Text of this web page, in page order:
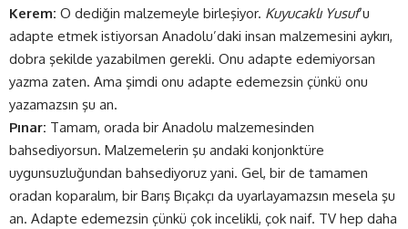
Kerem: O dediğin malzemeyle birleşiyor. Kuyucaklı Yusuf‘u
adapte etmek istiyorsan Anadolu’daki insan malzemesini aykırı,
dobra şekilde yazabilmen gerekli. Onu adapte edemiyorsan
yazma zaten. Ama şimdi onu adapte edemezsin çünkü onu
yazamazsın şu an.
Pınar: Tamam, orada bir Anadolu malzemesinden
bahsediyorsun. Malzemelerin şu andaki konjonktüre
uygunsuzluğundan bahsediyoruz yani. Gel, bir de tamamen
oradan koparalım, bir Barış Bıçakçı da uyarlayamazsın mesela şu
an. Adapte edemezsin çünkü çok incelikli, çok naif. TV hep daha